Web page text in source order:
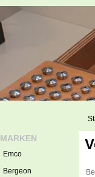
MARKEN
Emco
Bergeon